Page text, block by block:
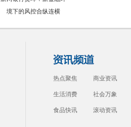
境下的风控合纵连横
热点聚焦 商业资讯
生活消费 社会万象
食品快讯 滚动资讯